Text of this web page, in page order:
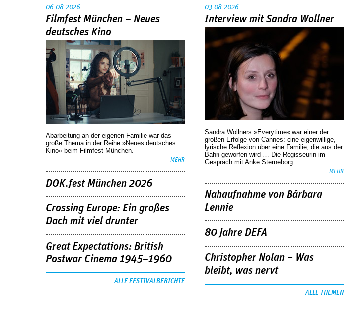
06.08.2026
Filmfest München – Neues
deutsches Kino
Abarbeitung an der eigenen Familie war das
große Thema in der Reihe »Neues deutsches
Kino« beim Filmfest München.
MEHR
DOK.fest München 2026
Crossing Europe: Ein großes
Dach mit viel drunter
Great Expectations: British
Postwar Cinema 1945–1960
ALLE FESTIVALBERICHTE
03.08.2026
Interview mit Sandra Wollner
Sandra Wollners »Everytime« war einer der
großen Erfolge von Cannes: eine eigenwillige,
lyrische Reflexion über eine ­Familie, die aus der
Bahn geworfen wird … Die Regisseurin im
Gespräch mit Anke Sterneborg.
MEHR
Nahaufnahme von Bárbara
Lennie
80 Jahre DEFA
Christopher Nolan – Was
bleibt, was nervt
ALLE THEMEN